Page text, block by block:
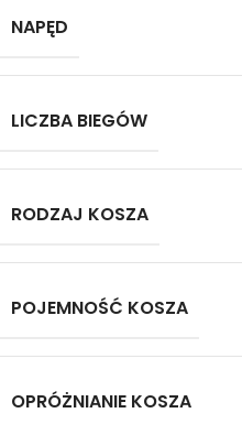
NAPĘD
LICZBA BIEGÓW
RODZAJ KOSZA
POJEMNOŚĆ KOSZA
OPRÓŻNIANIE KOSZA